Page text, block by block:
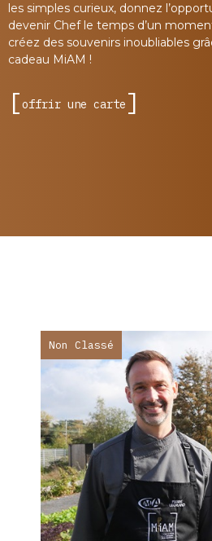
les simples curieux, donnez
devenir Chef le temps d’un
créez des souvenirs inoubliables
cadeau MiAM !
offrir une carte
Non Classé